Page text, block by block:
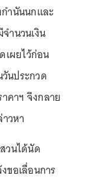
กำนันนกและ
ำนวนเงิน
ผยไว้ก่อน
นประกวด
คาฯ จึงกลาย
วหา
วนได้นัด
ขอเลื่อนการ